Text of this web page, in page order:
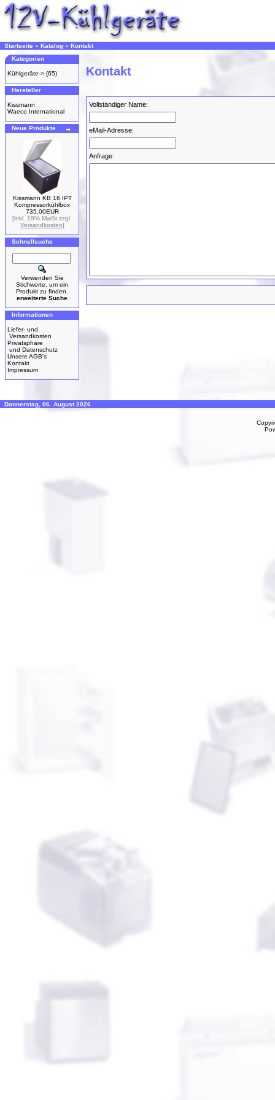
Startseite » Katalog » Kontakt
Kategorien
Kühlgeräte-> (65)
Hersteller
Kissmann
Waeco International
Neue Produkte
Kissmann KB 16 IPT
Kompressorkühlbox
735,00EUR
[inkl. 19% MwSt zzgl.
Versandkosten]
Schnellsuche
Verwenden Sie
Stichworte, um ein
Produkt zu finden.
erweiterte Suche
Informationen
Liefer- und
Versandkosten
Privatsphäre
und Datenschutz
Unsere AGB's
Kontakt
Impressum
Kontakt
Vollständiger Name:
eMail-Adresse:
Anfrage:
Donnerstag, 06. August 2026